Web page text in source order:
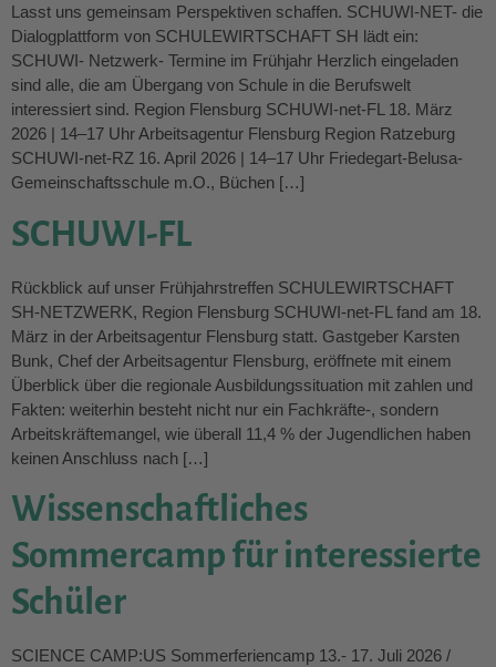
Lasst uns gemeinsam Perspektiven schaffen. SCHUWI-NET- die
Dialogplattform von SCHULEWIRTSCHAFT SH lädt ein:
SCHUWI- Netzwerk- Termine im Frühjahr Herzlich eingeladen
sind alle, die am Übergang von Schule in die Berufswelt
interessiert sind. Region Flensburg SCHUWI-net-FL 18. März
2026 | 14–17 Uhr Arbeitsagentur Flensburg Region Ratzeburg
SCHUWI-net-RZ 16. April 2026 | 14–17 Uhr Friedegart-Belusa-
Gemeinschaftsschule m.O., Büchen […]
SCHUWI-FL
Rückblick auf unser Frühjahrstreffen SCHULEWIRTSCHAFT
SH-NETZWERK, Region Flensburg SCHUWI-net-FL fand am 18.
März in der Arbeitsagentur Flensburg statt. Gastgeber Karsten
Bunk, Chef der Arbeitsagentur Flensburg, eröffnete mit einem
Überblick über die regionale Ausbildungssituation mit zahlen und
Fakten: weiterhin besteht nicht nur ein Fachkräfte-, sondern
Arbeitskräftemangel, wie überall 11,4 % der Jugendlichen haben
keinen Anschluss nach […]
Wissenschaftliches
Sommercamp für interessierte
Schüler
SCIENCE CAMP:US Sommerferiencamp 13.- 17. Juli 2026 /